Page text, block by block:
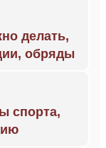
делать,
обряды
спорта,